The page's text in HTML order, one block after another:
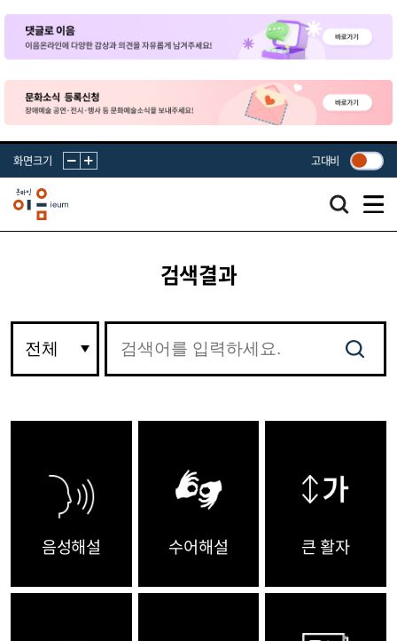
화면크기 고대비
검색결과
음성해설 수어해설 큰 활자